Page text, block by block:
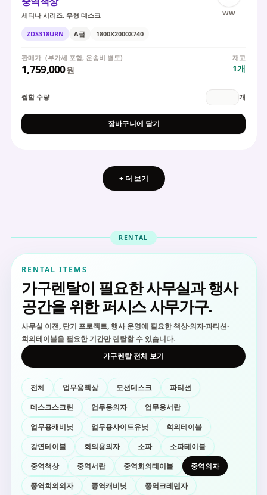
세티나 시리즈, 우형 데스크 WW
ZDS318URN A급 1800X2000X740
판매가 (부가세 포함, 운송비 별도)
1,759,000원
재고
1개
찜할 수량 개
장바구니에 담기
+ 더 보기
RENTAL
RENTAL ITEMS
가구렌탈이 필요한 사무실과 행사
공간을 위한 퍼시스 사무가구.
사무실 이전, 단기 프로젝트, 행사 운영에 필요한 책상·의자·파티션·
회의테이블을 필요한 기간만 렌탈할 수 있습니다.
가구렌탈 전체 보기
전체 업무용책상 모션데스크
파티션
데스크스크린
업무용의자
업무용서랍
업무용캐비닛
업무용사이드유닛
회의테이블
강연테이블
회의용의자 소파
소파테이블
중역책상
중역서랍 중역회의테이블
중역의자
중역회의의자
중역캐비닛
중역크레덴자